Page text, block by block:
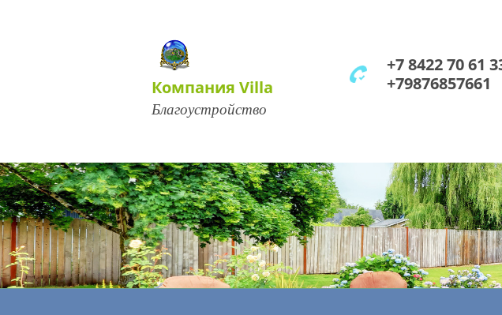
Компания Villa
Благоустройство
+7 8422 70 61
+79876857661